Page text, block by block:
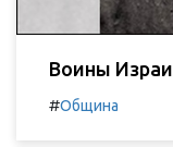
Воины
#Община